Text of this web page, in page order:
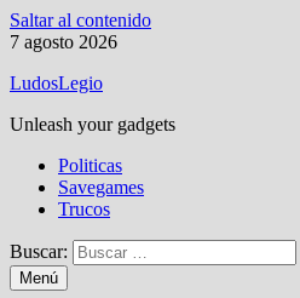
Saltar al contenido
7 agosto 2026
LudosLegio
Unleash your gadgets
Politicas
Savegames
Trucos
Buscar:
Menú